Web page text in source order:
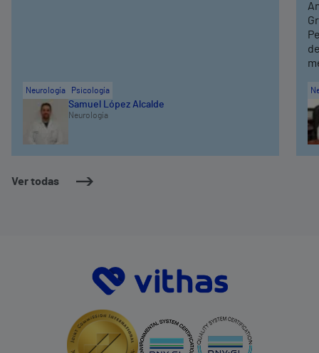
Ver todas
Neurología Psicología
Samuel López Alcalde
Neurología